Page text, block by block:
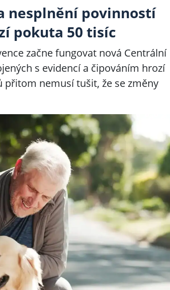
nesplnění povinností
pokuta 50 tisíc
začne fungovat nová Centrální
s evidencí a čipováním hrozí
nemusí tušit, že se změny